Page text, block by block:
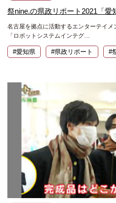
祭nine.の県政リポート2021「愛
名古屋を拠点に活動するエンターテイメ
「ロボットシステムインテグ…
#愛知県 #県政リポート #